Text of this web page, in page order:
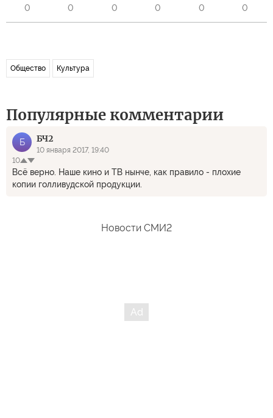
0 0 0 0 0 0
Общество Культура
Популярные комментарии
Б БЧ2
10 января 2017, 19:40
10
Всё верно. Наше кино и ТВ нынче, как правило - плохие
копии голливудской продукции.
Новости СМИ2